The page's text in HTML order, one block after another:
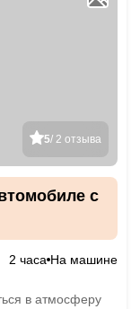
5/ 2 отзыва
с
2 часа На машине
в атмосферу